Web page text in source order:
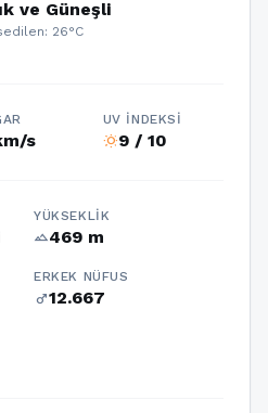
ve Güneşli
26°C
s
UV İNDEKSI
wb_sunny9 / 10
YÜKSEKLIK
terrain469 m
ERKEK NÜFUS
male12.667